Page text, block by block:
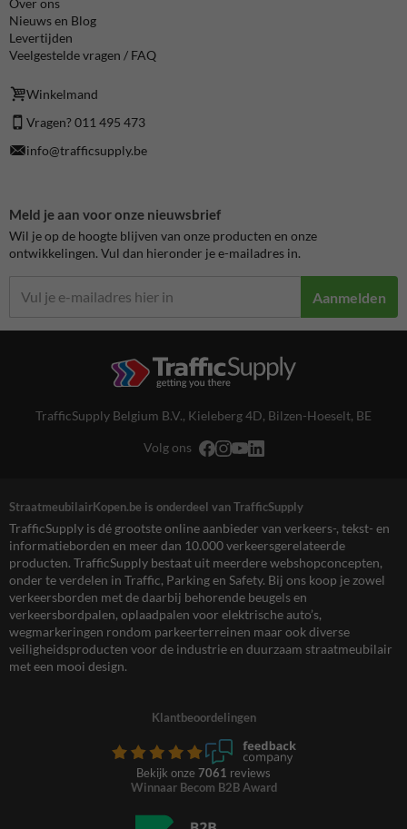
Nieuws en Blog
Levertijden
Veelgestelde vragen / FAQ
Winkelmand
Vragen? 011 495 473
info@trafficsupply.be
Meld je aan voor onze nieuwsbrief
Wil je op de hoogte blijven van onze producten en onze
ontwikkelingen. Vul dan hieronder je e-mailadres in.
Aanmelden
TrafficSupply Belgium B.V., Kieleberg 4D, Bilzen-Hoeselt, BE
Volg ons
StraatmeubilairKopen.be is onderdeel van TrafficSupply
TrafficSupply is dé grootste online aanbieder van verkeers-, tekst- en
informatieborden en meer dan 10.000 verkeersgerelateerde
producten. TrafficSupply bestaat uit meerdere webshopconcepten,
onder te verdelen in Traffic, Parking en Safety. Bij ons koop je zowel
verkeersborden met de daarbij behorende beugels en
verkeersbordpalen, oplaadpalen voor elektrische auto’s,
wegmarkeringen rondom parkeerterreinen maar ook diverse
veiligheidsproducten voor de industrie en duurzaam straatmeubilair
met een mooi design.
Klantbeoordelingen
Bekijk onze 7061 reviews
Winnaar Becom B2B Award